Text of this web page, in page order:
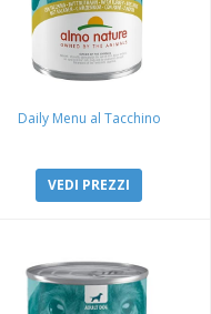
Daily Menu al Tacchino
VEDI PREZZI